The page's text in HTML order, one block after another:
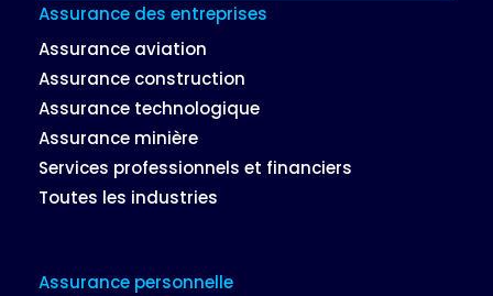
Assurance des entreprises
Assurance aviation
Assurance construction
Assurance technologique
Assurance minière
Services professionnels et financiers
Toutes les industries
Assurance personnelle